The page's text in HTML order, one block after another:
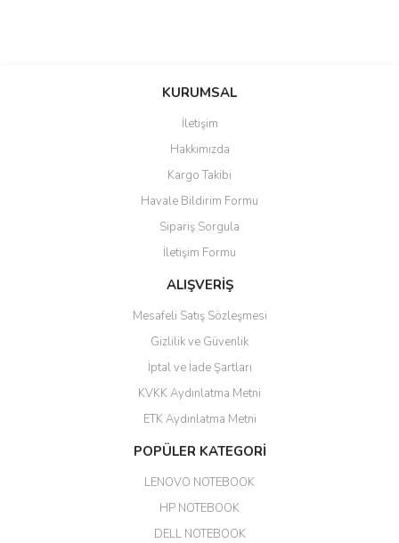
Bu ürüne ilk yorumu siz yapın!
güzel paketlenmiş ama yanında
ile 24 izlenmektedir diye küçük
bir tabela olsa daha hoş
hızlı güvenli bir alışveriş oldu
Yalçın Kaya | 20/06/2026
ahmet yiğit | 29/04/2026
Aldığım ürün kapalı kutu teslim
edildi. Teşekkür ederim.
GÜRKAN KETHÜDAOĞLU |
KURUMSAL
İletişim
Hakkımızda
Kargo Takibi
Havale Bildirim Formu
Sipariş Sorgula
İletişim Formu
ALIŞVERİŞ
Mesafeli Satış Sözleşmesi
Gizlilik ve Güvenlik
İptal ve İade Şartları
KVKK Aydınlatma Metni
ETK Aydınlatma Metni
POPÜLER KATEGORİ
LENOVO NOTEBOOK
HP NOTEBOOK
DELL NOTEBOOK